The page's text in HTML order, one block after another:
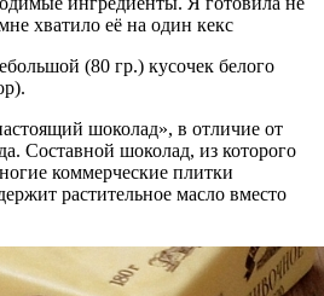
хватило её на один кекс
(80 гр.) кусочек белого
шоколад», в отличие от
Составной шоколад, из которого
коммерческие плитки
растительное масло вместо